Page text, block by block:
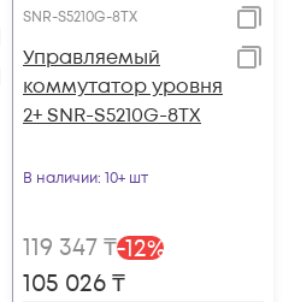
SNR-S5210G-8TX
Управляемый
коммутатор уровня
2+ SNR-S5210G-8TX
В наличии: 10+ шт
119 347₸-12%
105 026₸